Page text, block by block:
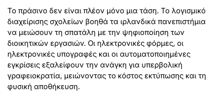
Το πράσινο δεν είναι πλέον μόνο μια τάση. Το λογισμικό
διαχείρισης σχολείων βοηθά τα ιρλανδικά πανεπιστήμια
να μειώσουν τη σπατάλη με την ψηφιοποίηση των
διοικητικών εργασιών. Οι ηλεκτρονικές φόρμες, οι
ηλεκτρονικές υπογραφές και οι αυτοματοποιημένες
εγκρίσεις εξαλείφουν την ανάγκη για υπερβολική
γραφειοκρατία, μειώνοντας το κόστος εκτύπωσης και τη
φυσική αποθήκευση.